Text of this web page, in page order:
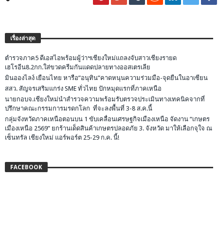
เรื่องล่าสุด
ตำรวจภาค5 ดีเอสไอพร้อมผู้ว่าฯเชียงใหม่แถลงจับสาวเชียงรายด
เฮโรอีน8.2กก.ใส่ขวดครีมกันแดดปลายทางออสเตรเลีย
มินอองไลง์ เยือนไทย หารือ”อนุทิน”คาดหนุนความร่วมมือ-จุดยืนในอาเซียน
สสว. สัญจรเสริมแกร่ง SME ทั่วไทย ปักหมุดแรกที่ภาคเหนือ
นายกอบจ.เชียงใหม่นำสำรวจความพร้อมรับตรวจประเมินทางเทคนิคจากที่
ปรึกษาคณะกรรมการมรดกโลก ที่จะลงพื้นที่ 3-8 ส.ค.นี้
กลุ่มจังหวัดภาคเหนือตอนบน 1 ขับเคลื่อนเศรษฐกิจเมืองเหนือ จัดงาน “เกษตร
เมืองเหนือ 2569” ยกร้านเด็ดสินค้าเกษตรปลอดภัย 3. จังหวัด มาให้เลือกจุใจ ณ
เซ็นทรัล เชียงใหม่ แอร์พอร์ต 25-29 ก.ค. นี้!
FACEBOOK